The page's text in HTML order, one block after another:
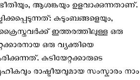
ആശങ്കയും ഉളവാക്കുന്നതാണ്.
കുടുംബങ്ങളെയും,
ഇത്തരത്തിലുള്ള ഒരു
ഒരു വ്യക്തിയെ
കുടിയേറ്റക്കാരുടെ
രാഷ്ട്രീയവുമായ സംസ്കാരം നാം